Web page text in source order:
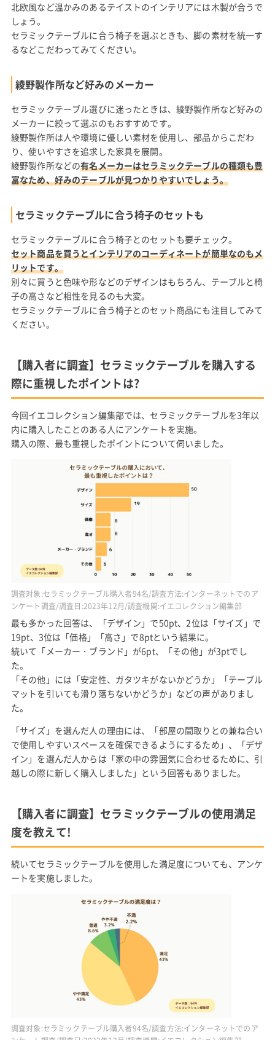
北欧風など温かみのあるテイストのインテリアには木製が合うで
しょう。
セラミックテーブルに合う椅子を選ぶときも、脚の素材を統一す
るなどこだわってみてください。
綾野製作所など好みのメーカー
セラミックテーブル選びに迷ったときは、綾野製作所など好みの
メーカーに絞って選ぶのもおすすめです。
綾野製作所は人や環境に優しい素材を使用し、部品からこだわ
り、使いやすさを追求した家具を展開。
綾野製作所などの有名メーカーはセラミックテーブルの種類も豊
富なため、好みのテーブルが見つかりやすいでしょう。
セラミックテーブルに合う椅子のセットも
セラミックテーブルに合う椅子とのセットも要チェック。
セット商品を買うとインテリアのコーディネートが簡単なのもメ
リットです。
別々に買うと色味や形などのデザインはもちろん、テーブルと椅
子の高さなど相性を見るのも大変。
セラミックテーブルに合う椅子とのセット商品にも注目してみて
ください。
【購入者に調査】セラミックテーブルを購入する
際に重視したポイントは?
今回イエコレクション編集部では、セラミックテーブルを3年以
内に購入したことのある人にアンケートを実施。
購入の際、最も重視したポイントについて伺いました。
調査対象:セラミックテーブル購入者94名/調査方法:インターネットでのア
ンケート調査/調査日:2023年12月/調査機関:イエコレクション編集部
最も多かった回答は、「デザイン」で50pt、2位は「サイズ」で
19pt、3位は「価格」「高さ」で8ptという結果に。
続いて「メーカー・ブランド」が6pt、「その他」が3ptでし
た。
「その他」には「安定性、ガタツキがないかどうか」「テーブル
マットを引いても滑り落ちないかどうか」などの声がありまし
た。
「サイズ」を選んだ人の理由には、「部屋の間取りとの兼ね合い
で使用しやすいスペースを確保できるようにするため」、「デザ
イン」を選んだ人からは「家の中の雰囲気に合わせるために、引
越しの際に新しく購入しました」という回答もありました。
【購入者に調査】セラミックテーブルの使用満足
度を教えて!
続いてセラミックテーブルを使用した満足度についても、アンケ
ートを実施しました。
調査対象:セラミックテーブル購入者94名/調査方法:インターネットでのア